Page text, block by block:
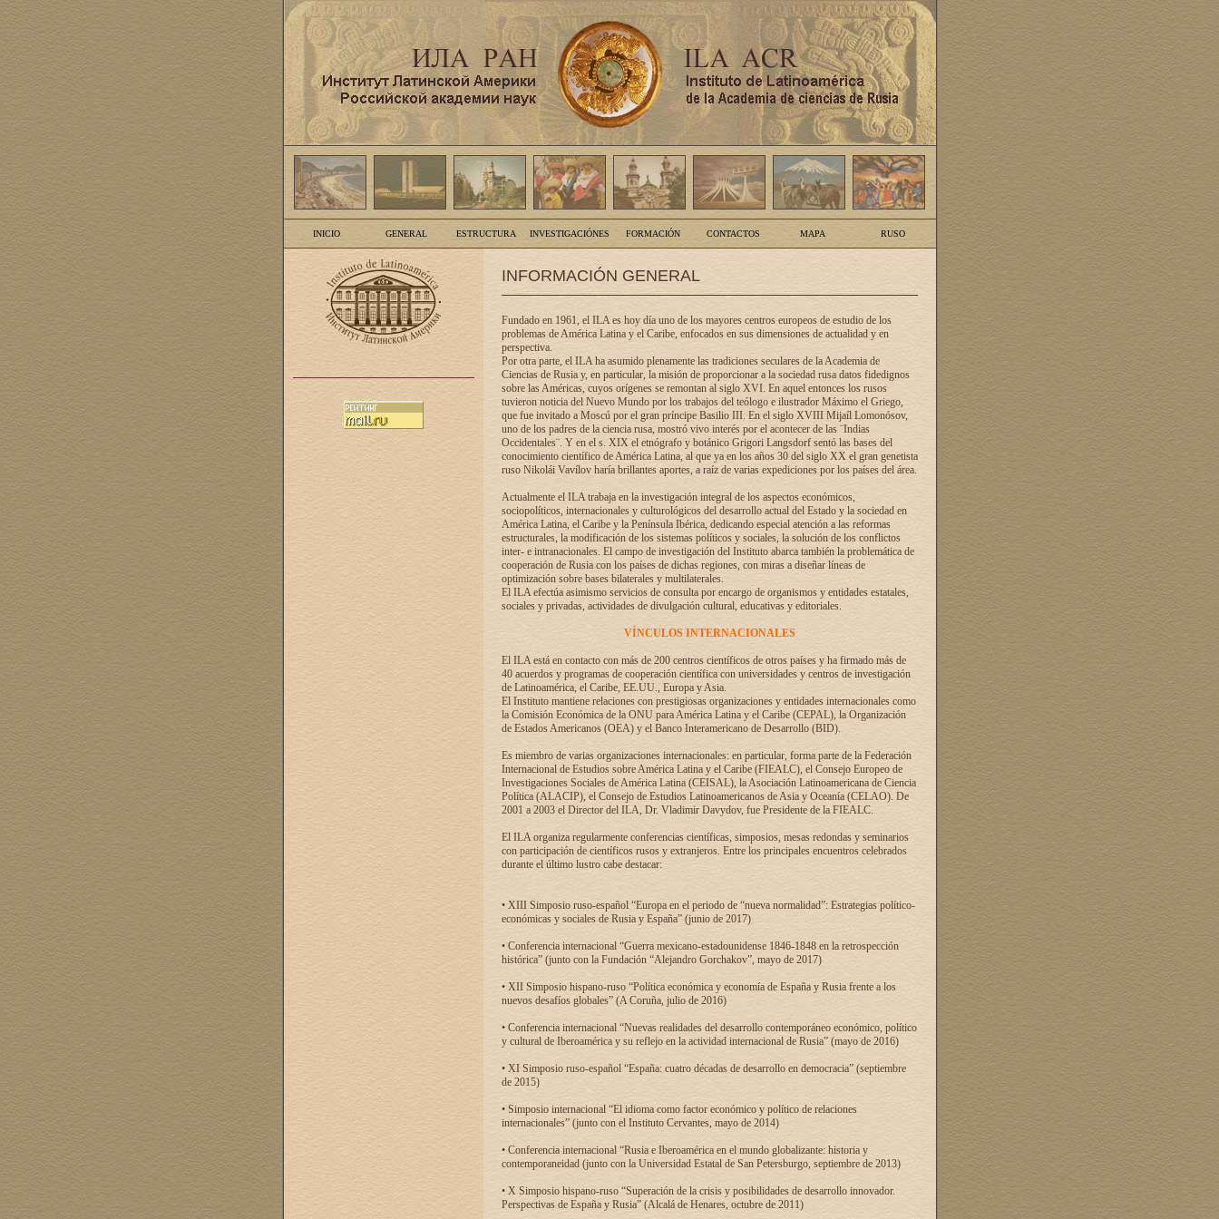
INICIO GENERAL ESTRUCTURA INVESTIGACIÓNES FORMACIÓN CONTACTOS MAPA RUSO
INFORMACIÓN GENERAL
Fundado en 1961, el ILA es hoy día uno de los mayores centros europeos de estudio de los
problemas de América Latina y el Caribe, enfocados en sus dimensiones de actualidad y en
perspectiva.
Por otra parte, el ILA ha asumido plenamente las tradiciones seculares de la Academia de
Ciencias de Rusia y, en particular, la misión de proporcionar a la sociedad rusa datos fidedignos
sobre las Américas, cuyos orígenes se remontan al siglo XVI. En aquel entonces los rusos
tuvieron noticia del Nuevo Mundo por los trabajos del teólogo e ilustrador Máximo el Griego,
que fue invitado a Moscú por el gran príncipe Basilio III. En el siglo XVIII Mijaíl Lomonósov,
uno de los padres de la ciencia rusa, mostró vivo interés por el acontecer de las ¨Indias
Occidentales¨. Y en el s. XIX el etnógrafo y botánico Grigori Langsdorf sentó las bases del
conocimiento científico de América Latina, al que ya en los años 30 del siglo XX el gran genetista
ruso Nikolái Vavílov haría brillantes aportes, a raíz de varias expediciones por los países del área.
Actualmente el ILA trabaja en la investigación integral de los aspectos económicos,
sociopolíticos, internacionales y culturológicos del desarrollo actual del Estado y la sociedad en
América Latina, el Caribe y la Península Ibérica, dedicando especial atención a las reformas
estructurales, la modificación de los sistemas políticos y sociales, la solución de los conflictos
inter- e intranacionales. El campo de investigación del Instituto abarca también la problemática de
cooperación de Rusia con los países de dichas regiones, con miras a diseñar líneas de
optimización sobre bases bilaterales y multilaterales.
El ILA efectúa asimismo servicios de consulta por encargo de organismos y entidades estatales,
sociales y privadas, actividades de divulgación cultural, educativas y editoriales.
VÍNCULOS INTERNACIONALES
El ILA está en contacto con más de 200 centros científicos de otros países y ha firmado más de
40 acuerdos y programas de cooperación científica con universidades y centros de investigación
de Latinoamérica, el Caribe, EE.UU., Europa y Asia.
El Instituto mantiene relaciones con prestigiosas organizaciones y entidades internacionales como
la Comisión Económica de la ONU para América Latina y el Caribe (CEPAL), la Organización
de Estados Americanos (OEA) y el Banco Interamericano de Desarrollo (BID).
Es miembro de varias organizaciones internacionales: en particular, forma parte de la Federación
Internacional de Estudios sobre América Latina y el Caribe (FIEALC), el Consejo Europeo de
Investigaciones Sociales de América Latina (CEISAL), la Asociación Latinoamericana de Ciencia
Política (ALACIP), el Consejo de Estudios Latinoamericanos de Asia y Oceanía (CELAO). De
2001 a 2003 el Director del ILA, Dr. Vladimir Davydov, fue Presidente de la FIEALC.
El ILA organiza regularmente conferencias científicas, simposios, mesas redondas y seminarios
con participación de científicos rusos y extranjeros. Entre los principales encuentros celebrados
durante el último lustro cabe destacar:
• XIII Simposio ruso-español “Europa en el periodo de “nueva normalidad”: Estrategias político-
económicas y sociales de Rusia y España” (junio de 2017)
• Conferencia internacional “Guerra mexicano-estadounidense 1846-1848 en la retrospección
histórica” (junto con la Fundación “Alejandro Gorchakov”, mayo de 2017)
• XII Simposio hispano-ruso “Política económica y economía de España y Rusia frente a los
nuevos desafíos globales” (A Coruña, julio de 2016)
• Conferencia internacional “Nuevas realidades del desarrollo contemporáneo económico, político
y cultural de Iberoamérica y su reflejo en la actividad internacional de Rusia” (mayo de 2016)
• XI Simposio ruso-español “España: cuatro décadas de desarrollo en democracia” (septiembre
de 2015)
• Simposio internacional “El idioma como factor económico y político de relaciones
internacionales” (junto con el Instituto Cervantes, mayo de 2014)
• Conferencia internacional “Rusia e Iberoamérica en el mundo globalizante: historia y
contemporaneidad (junto con la Universidad Estatal de San Petersburgo, septiembre de 2013)
• X Simposio hispano-ruso “Superación de la crisis y posibilidades de desarrollo innovador.
Perspectivas de España y Rusia” (Alcalá de Henares, octubre de 2011)